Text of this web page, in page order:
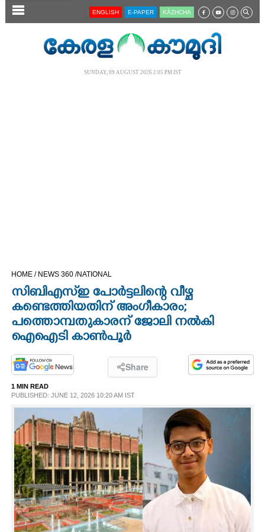
SECTIONS
CINEMA
OPINION
PHOTOS
SPIRITUAL
INFO+
ART
ASTRO
ENGLISH E-PAPER KĀZHCHA
SUNDAY, 09 AUGUST 2026 2.05 PM IST
HOME / NEWS 360 /NATIONAL
സിബിഎസ്ഇ പോർട്ടലിന്റെ വീഴ്ച
കണ്ടെത്തിയതിന് അംഗീകാരം;
പത്തൊമ്പതുകാരന് ജോലി നൽകി
ഐഐടി കാൺപൂർ
Share
1 MIN READ
PUBLISHED: JUNE 12, 2026 10:20 AM IST